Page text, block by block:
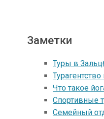
Заметки
Туры в
Что такое
Спортивные
Семейный